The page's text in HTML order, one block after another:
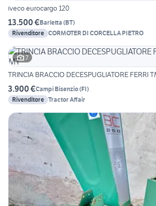
iveco eurocargo 120
13.500 €Barletta (BT)
Rivenditore CORMOTER DI CORCELLA PIETRO
7
TRINCIA BRACCIO DECESPUGLIATORE FERRI
3.900 €Campi Bisenzio(FI)
Rivenditore Tractor Affair